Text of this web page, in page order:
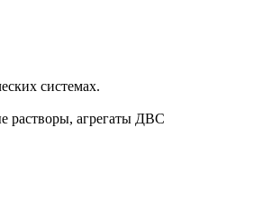
системах.
растворы, агрегаты ДВС